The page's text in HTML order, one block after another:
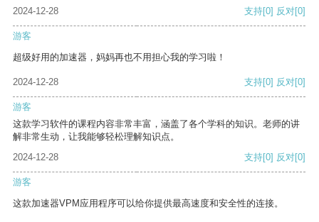
2024-12-28 支持[0] 反对[0]
游客
超级好用的加速器，妈妈再也不用担心我的学习啦！
2024-12-28 支持[0] 反对[0]
游客
这款学习软件的课程内容非常丰富，涵盖了各个学科的知识。老师的讲
解非常生动，让我能够轻松理解知识点。
2024-12-28
支持[0] 反对[0]
游客
这款加速器VPM应用程序可以给你提供最高速度和安全性的连接。